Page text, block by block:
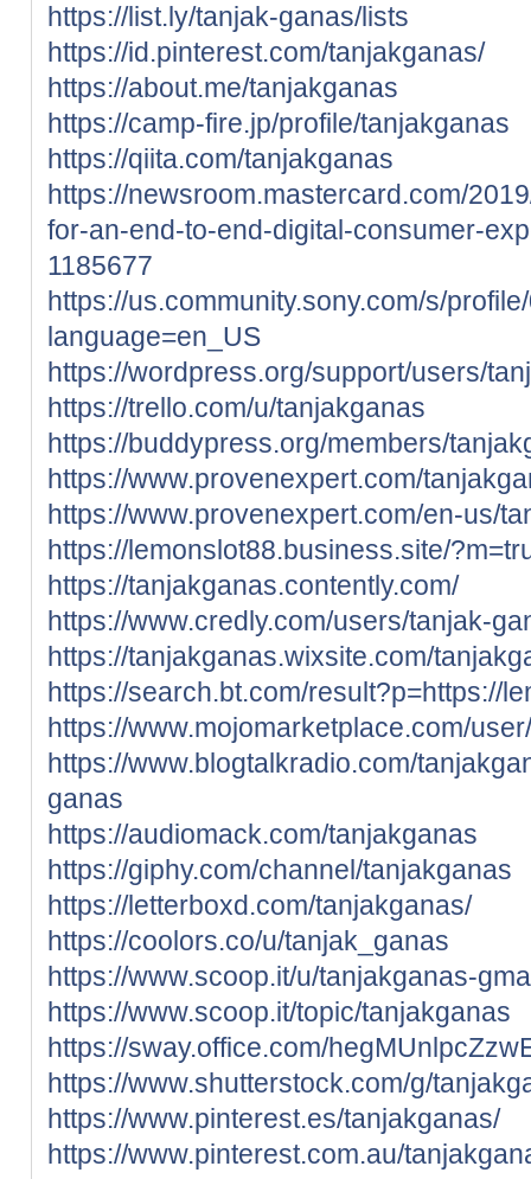
https://list.ly/tanjak-ganas/lists
https://id.pinterest.com/tanjakganas/
https://about.me/tanjakganas
https://camp-fire.jp/profile/tanjakganas
https://qiita.com/tanjakganas
https://newsroom.mastercard.com/
for-an-end-to-end-digital-consumer-
1185677
https://us.community.sony.com/s/
language=en_US
https://wordpress.org/support/users/
https://trello.com/u/tanjakganas
https://buddypress.org/members/
https://www.provenexpert.com/
https://www.provenexpert.com/en-us/
https://lemonslot88.business.site/
https://tanjakganas.contently.com/
https://www.credly.com/users/tanjak-
https://tanjakganas.wixsite.com/
https://search.bt.com/result?p=https://
https://www.mojomarketplace.com/
https://www.blogtalkradio.com/
ganas
https://audiomack.com/tanjakganas
https://giphy.com/channel/tanjakganas
https://letterboxd.com/tanjakganas/
https://coolors.co/u/tanjak_ganas
https://www.scoop.it/u/tanjakganas-
https://www.scoop.it/topic/tanjakganas
https://sway.office.com/
https://www.shutterstock.com/g/
https://www.pinterest.es/tanjakganas/
https://www.pinterest.com.au/